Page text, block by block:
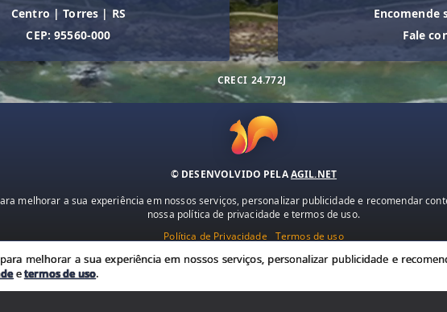
Centro | Torres | RS
CEP: 95560-000
Encomende
Fale
CRECI 24.772J
© DESENVOLVIDO PELAAGIL.NET
melhorar a sua experiência em nossos serviços, personalizar publicidade e recomendar
nossa política de privacidade e termos de uso.
Política de Privacidade
Termos de uso
melhorar a sua experiência em nossos serviços, personalizar publicidade e
etermos de uso.